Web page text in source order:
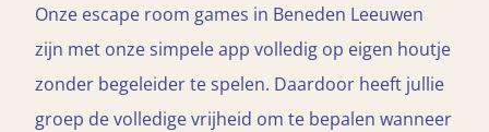
Onze escape room games in Beneden Leeuwen
zijn met onze simpele app volledig op eigen houtje
zonder begeleider te spelen. Daardoor heeft jullie
groep de volledige vrijheid om te bepalen wanneer